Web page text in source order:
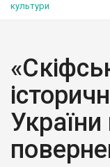
культури